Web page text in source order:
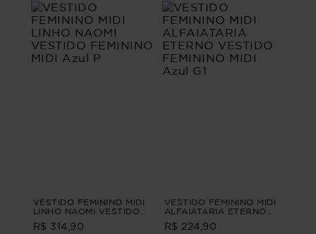
VESTIDO FEMININO MIDI
LINHO NAOMI VESTIDO
FEMININO MIDI Azul P
R$ 314,90
VESTIDO FEMININO MIDI
ALFAIATARIA ETERNO
VESTIDO FEMININO MIDI
Azul G1
R$ 224,90